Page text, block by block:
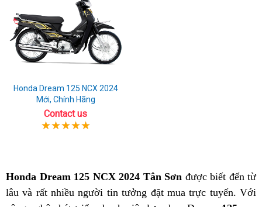
Honda Dream 125 NCX 2024
Mới, Chính Hãng
Contact us
Honda Dream 125 NCX 2024 Tân Sơn được biết đến từ
lâu và rất nhiều người tin tưởng đặt mua trực tuyến. Với